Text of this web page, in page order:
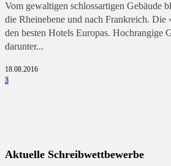
Vom gewaltigen schlossartigen Gebäude
die Rheinebene und nach Frankreich. Die »Bühlerhöhe« zählte zu
den besten Hotels Europas. Hochrangige
darunter...
18.08.2016
3
Aktuelle Schreibwettbewerbe